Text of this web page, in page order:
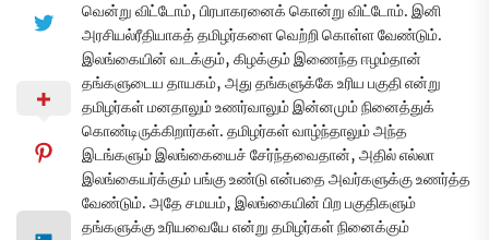
வென்று விட்டோம், பிரபாகரனைக் கொன்று விட்டோம். இனி
அரசியல்ரீதியாகத் தமிழர்களை வெற்றி கொள்ள வேண்டும்.
இலங்கையின் வடக்கும், கிழக்கும் இணைந்த ஈழம்தான்
தங்களுடைய தாயகம், அது தங்களுக்கே உரிய பகுதி என்று
தமிழர்கள் மனதாலும் உணர்வாலும் இன்னமும் நினைத்துக்
கொண்டிருக்கிறார்கள். தமிழர்கள் வாழ்ந்தாலும் அந்த
இடங்களும் இலங்கையைச் சேர்ந்தவைதான், அதில் எல்லா
இலங்கையர்க்கும் பங்கு உண்டு என்பதை அவர்களுக்கு உணர்த்த
வேண்டும். அதே சமயம், இலங்கையின் பிற பகுதிகளும்
தங்களுக்கு உரியவையே என்று தமிழர்கள் நினைக்கும்